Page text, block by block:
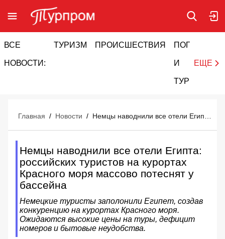
ВСЕ
НОВОСТИ:
ТУРИЗМ ПРОИСШЕСТВИЯ ПОГОДА
И
ТУРИЗМ
ЕЩЕ
Главная / Новости /
Немцы наводнили все отели Египта:
российских туристов на курортах
Красного моря массово потеснят у
бассейна
Немецкие туристы заполонили Египет, создав
конкуренцию на курортах Красного моря.
Ожидаются высокие цены на туры, дефицит
номеров и бытовые неудобства.